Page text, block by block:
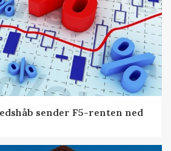
sender F5-renten ned